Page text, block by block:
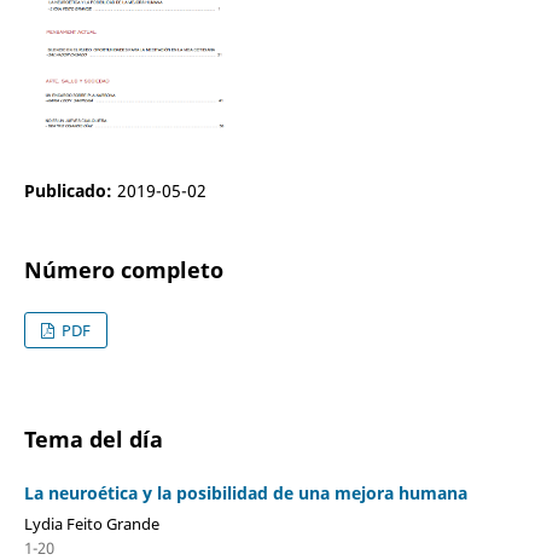
Publicado: 2019-05-02
Número completo
PDF
Tema del día
La neuroética y la posibilidad de una mejora humana
Lydia Feito Grande
1-20